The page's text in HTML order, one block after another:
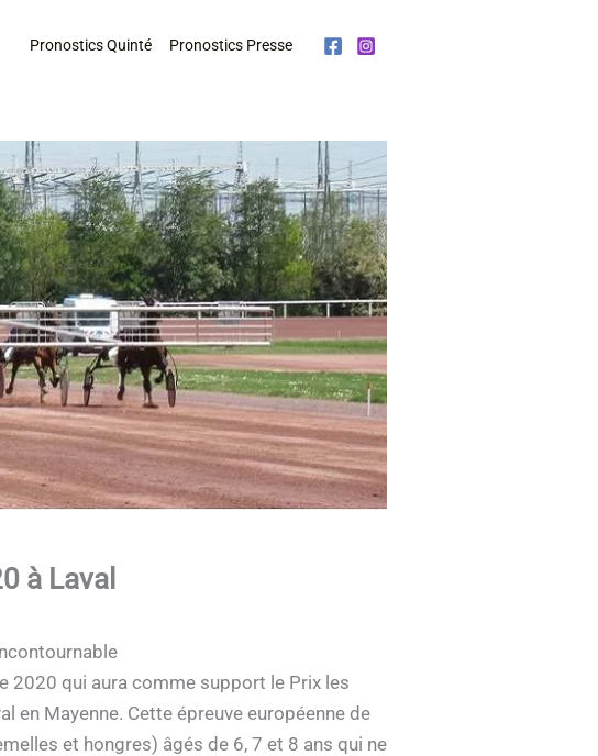
Pronostics Quinté Pronostics Presse
à Laval
2020 qui aura comme support le Prix les
en Mayenne. Cette épreuve européenne de
et hongres) âgés de 6, 7 et 8 ans qui ne